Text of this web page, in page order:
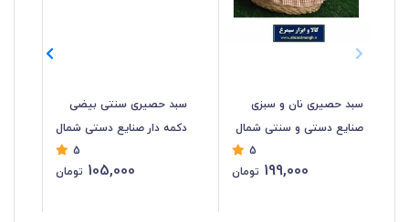
سبد حصیری نان و سبزی
صنایع دستی و سنتی شمال
5
199,000 تومان
سبد حصیری سنتی بیضی
دکمه دار صنایع دستی شمال
5
105,000 تومان